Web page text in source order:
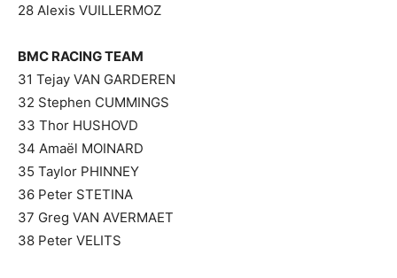
28 Alexis VUILLERMOZ
BMC RACING TEAM
31 Tejay VAN GARDEREN
32 Stephen CUMMINGS
33 Thor HUSHOVD
34 Amaël MOINARD
35 Taylor PHINNEY
36 Peter STETINA
37 Greg VAN AVERMAET
38 Peter VELITS